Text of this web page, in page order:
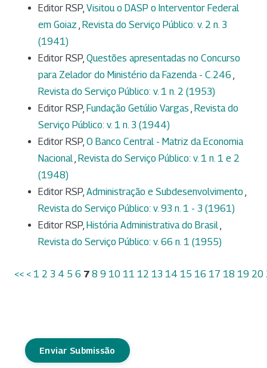
Editor RSP, Visitou o DASP o Interventor Federal
em Goiaz , Revista do Serviço Público: v. 2 n. 3
(1941)
Editor RSP, Questões apresentadas no Concurso
para Zelador do Ministério da Fazenda - C.246 ,
Revista do Serviço Público: v. 1 n. 2 (1953)
Editor RSP, Fundação Getúlio Vargas , Revista do
Serviço Público: v. 1 n. 3 (1944)
Editor RSP, O Banco Central - Matriz da Economia
Nacional, Revista do Serviço Público: v. 1 n. 1 e 2
(1948)
Editor RSP, Administração e Subdesenvolvimento ,
Revista do Serviço Público: v. 93 n. 1 - 3 (1961)
Editor RSP, História Administrativa do Brasil,
Revista do Serviço Público: v. 66 n. 1 (1955)
<< < 1 2 3 4 5 6 7 8 9 10 11 12 13 14 15 16 17 18 19 20
Enviar Submissão